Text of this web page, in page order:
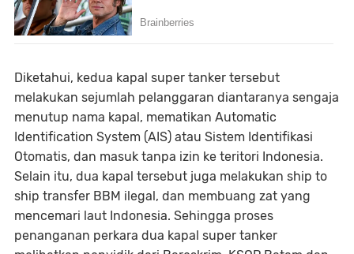
Diketahui, kedua kapal super tanker tersebut
melakukan sejumlah pelanggaran diantaranya sengaja
menutup nama kapal, mematikan Automatic
Identification System (AIS) atau Sistem Identifikasi
Otomatis, dan masuk tanpa izin ke teritori Indonesia.
Selain itu, dua kapal tersebut juga melakukan ship to
ship transfer BBM ilegal, dan membuang zat yang
mencemari laut Indonesia. Sehingga proses
penanganan perkara dua kapal super tanker